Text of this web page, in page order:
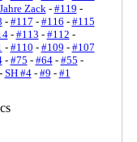
Zack- #119 -
- #117 - #116 - #115
- #113 - #112 -
- #110 - #109 - #107
- #75 - #64- #55 -
- SH #4- #9 - #1